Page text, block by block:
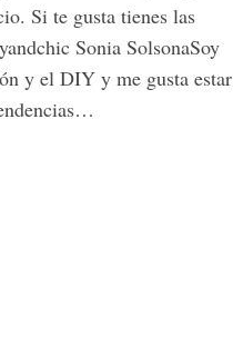
Si te gusta tienes las
Sonia SolsonaSoy
y el DIY y me gusta estar